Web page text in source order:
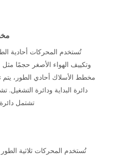
تُستخدم المحركات أحادية
وتكييف الهواء الأصغر حجمًا مثل
مخطط الأسلاك أحادي الطور،
دائرة البداية ودائرة التشغيل.
تشتمل
تُستخدم المحركات ثلاثية